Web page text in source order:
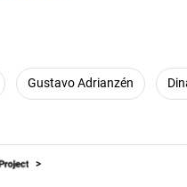
Gustavo Adrianzén